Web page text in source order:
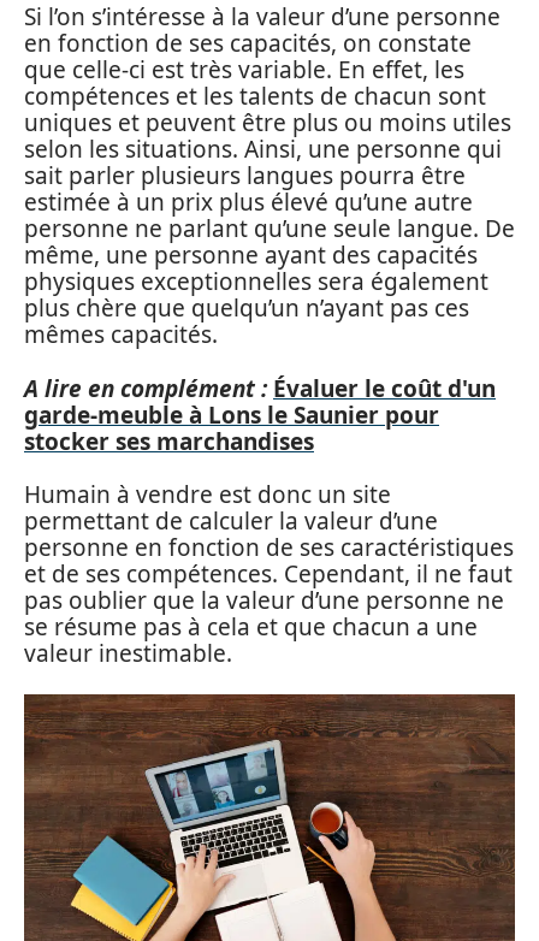
Si l’on s’intéresse à la valeur d’une personne
en fonction de ses capacités, on constate
que celle-ci est très variable. En effet, les
compétences et les talents de chacun sont
uniques et peuvent être plus ou moins utiles
selon les situations. Ainsi, une personne qui
sait parler plusieurs langues pourra être
estimée à un prix plus élevé qu’une autre
personne ne parlant qu’une seule langue. De
même, une personne ayant des capacités
physiques exceptionnelles sera également
plus chère que quelqu’un n’ayant pas ces
mêmes capacités.
A lire en complément : Évaluer le coût d'un
garde-meuble à Lons le Saunier pour
stocker ses marchandises
Humain à vendre est donc un site
permettant de calculer la valeur d’une
personne en fonction de ses caractéristiques
et de ses compétences. Cependant, il ne faut
pas oublier que la valeur d’une personne ne
se résume pas à cela et que chacun a une
valeur inestimable.